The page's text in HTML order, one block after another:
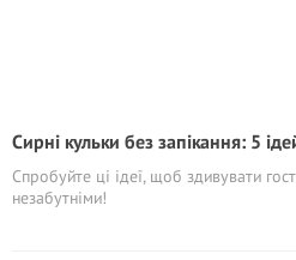
Сирні кульки без запікання: 5
Спробуйте ці ідеї, щоб здивувати
незабутніми!